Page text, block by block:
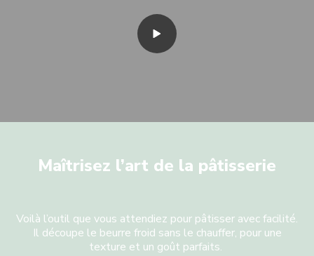
Maîtrisez l’art de la pâtisserie
Voilà l’outil que vous attendiez pour pâtisser avec facilité.
Il découpe le beurre froid sans le chauffer, pour une
texture et un goût parfaits.